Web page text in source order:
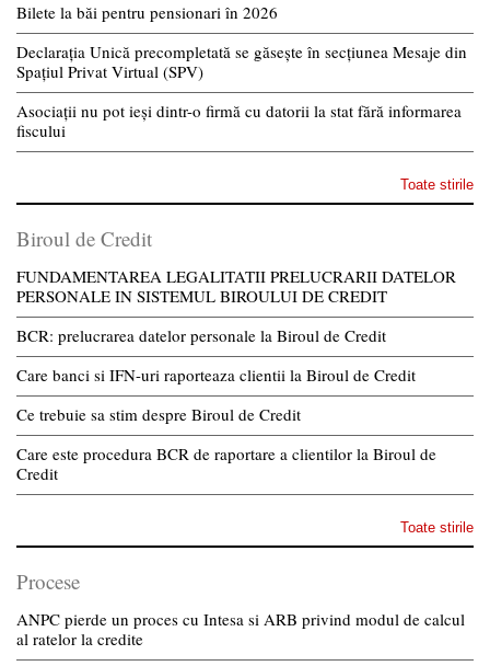
Bilete la băi pentru pensionari în 2026
Declarația Unică precompletată se găsește în secțiunea Mesaje din
Spațiul Privat Virtual (SPV)
Asociații nu pot ieși dintr-o firmă cu datorii la stat fără informarea
fiscului
Toate stirile
Biroul de Credit
FUNDAMENTAREA LEGALITATII PRELUCRARII DATELOR
PERSONALE IN SISTEMUL BIROULUI DE CREDIT
BCR: prelucrarea datelor personale la Biroul de Credit
Care banci si IFN-uri raporteaza clientii la Biroul de Credit
Ce trebuie sa stim despre Biroul de Credit
Care este procedura BCR de raportare a clientilor la Biroul de
Credit
Toate stirile
Procese
ANPC pierde un proces cu Intesa si ARB privind modul de calcul
al ratelor la credite